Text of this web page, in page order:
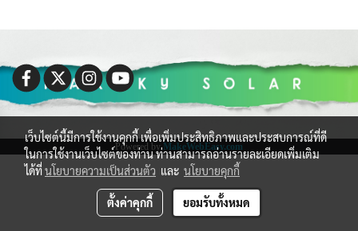
Powered byMakeWebEasy.com
เว็บไซต์นี้มีการใช้งานคุกกี้ เพื่อเพิ่มประสิทธิภาพและประสบการณ์ที่ดี
ในการใช้งานเว็บไซต์ของท่าน ท่านสามารถอ่านรายละเอียดเพิ่มเติม
ได้ที่นโยบายความเป็นส่วนตัว และ นโยบายคุกกี้
ตั้งค่าคุกกี้ ยอมรับทั้งหมด